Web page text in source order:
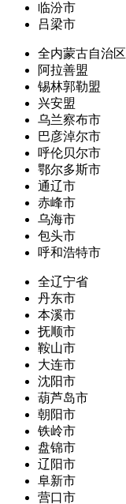
临汾市
吕梁市
全内蒙古自治区
阿拉善盟
锡林郭勒盟
兴安盟
乌兰察布市
巴彦淖尔市
呼伦贝尔市
鄂尔多斯市
通辽市
赤峰市
乌海市
包头市
呼和浩特市
全辽宁省
丹东市
本溪市
抚顺市
鞍山市
大连市
沈阳市
葫芦岛市
朝阳市
铁岭市
盘锦市
辽阳市
阜新市
营口市